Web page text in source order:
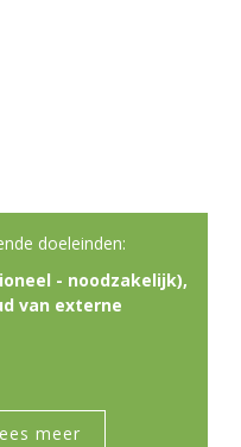
doeleinden:
- noodzakelijk),
van externe
meer